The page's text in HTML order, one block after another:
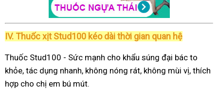
IV. Thuốc xịt Stud100 kéo dài thời gian quan hệ
Thuốc Stud100 - Sức mạnh cho khẩu súng đại bác to
khỏe, tác dụng nhanh, không nóng rát, không mùi vị, thích
hợp cho chị em bú mút.